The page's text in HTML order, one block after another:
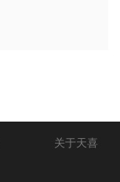
关于天喜